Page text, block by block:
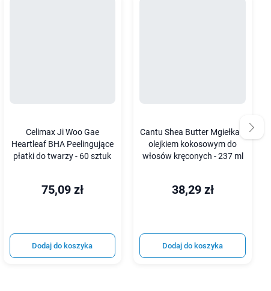
Celimax Ji Woo Gae
Heartleaf BHA Peelingujące
płatki do twarzy - 60 sztuk
75,09 zł
Dodaj do koszyka
Cantu Shea Butter Mgiełka z
olejkiem kokosowym do
włosów kręconych - 237 ml
38,29 zł
Dodaj do koszyka